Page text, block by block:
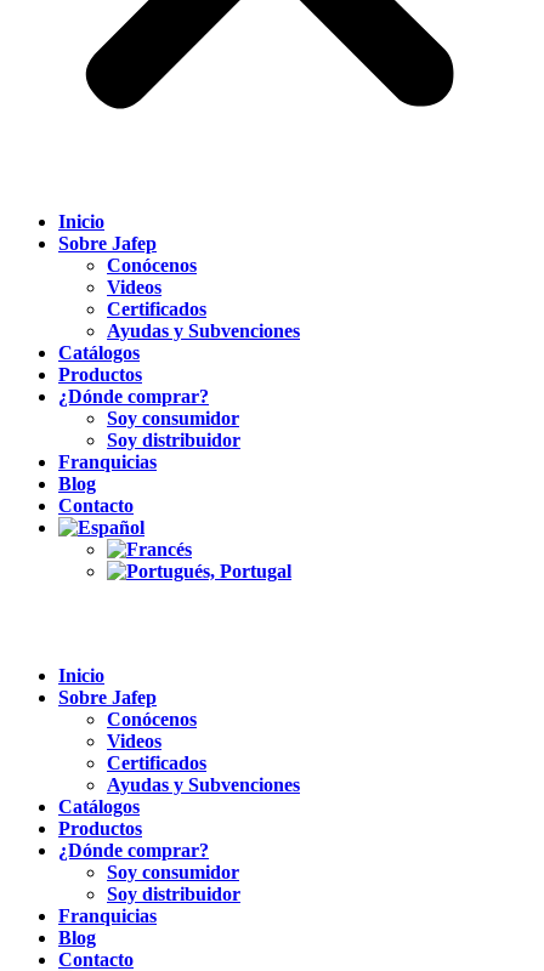
Inicio
Sobre Jafep
Conócenos
Videos
Certificados
Ayudas y Subvenciones
Catálogos
Productos
¿Dónde comprar?
Soy consumidor
Soy distribuidor
Franquicias
Blog
Contacto
Inicio
Sobre Jafep
Conócenos
Videos
Certificados
Ayudas y Subvenciones
Catálogos
Productos
¿Dónde comprar?
Soy consumidor
Soy distribuidor
Franquicias
Blog
Contacto